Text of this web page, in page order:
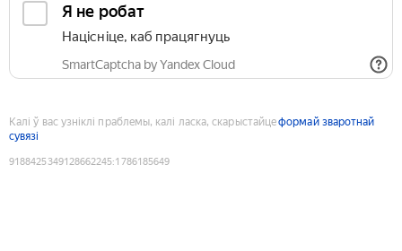
Я не робат
Націсніце, каб працягнуць
SmartCaptcha by Yandex Cloud
Калі ў вас узніклі праблемы, калі ласка, скарыстайцеформай зваротнай
сувязі
9188425349128662245:1786185649